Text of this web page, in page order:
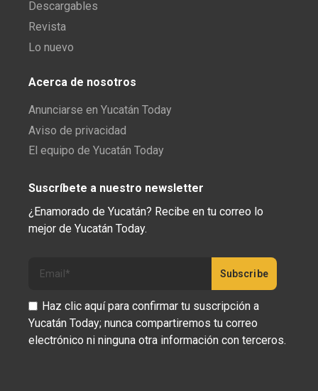
Descargables
Revista
Lo nuevo
Acerca de nosotros
Anunciarse en Yucatán Today
Aviso de privacidad
El equipo de Yucatán Today
Suscríbete a nuestro newsletter
¿Enamorado de Yucatán? Recibe en tu correo lo
mejor de Yucatán Today.
Haz clic aquí para confirmar tu suscripción a
Yucatán Today; nunca compartiremos tu correo
electrónico ni ninguna otra información con terceros.